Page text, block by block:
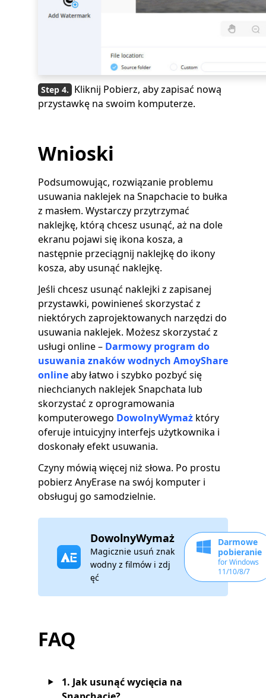
Kliknij Pobierz, aby zapisać nową
przystawkę na swoim komputerze.
Wnioski
Podsumowując, rozwiązanie problemu
usuwania naklejek na Snapchacie to bułka
z masłem. Wystarczy przytrzymać
naklejkę, którą chcesz usunąć, aż na dole
ekranu pojawi się ikona kosza, a
następnie przeciągnij naklejkę do ikony
kosza, aby usunąć naklejkę.
Jeśli chcesz usunąć naklejki z zapisanej
przystawki, powinieneś skorzystać z
niektórych zaprojektowanych narzędzi do
usuwania naklejek. Możesz skorzystać z
usługi online – Darmowy program do
usuwania znaków wodnych AmoyShare
onlineaby łatwo i szybko pozbyć się
niechcianych naklejek Snapchata lub
skorzystać z oprogramowania
komputerowego DowolnyWymaż który
oferuje intuicyjny interfejs użytkownika i
doskonały efekt usuwania.
Czyny mówią więcej niż słowa. Po prostu
pobierz AnyErase na swój komputer i
obsługuj go samodzielnie.
DowolnyWymaż
Magicznie usuń znak
wodny z filmów i zdj
ęć
Darmowe
pobieranie
for Windows
11/10/8/7
FAQ
1. Jak usunąć wycięcia na